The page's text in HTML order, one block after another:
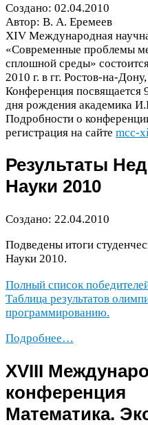
Создано: 02.04.2010
Автор: В. А. Еремеев
XIV Международная
«Современные проблемы
сплошной среды»
2010 г. в гг. Ростов-​на-​
Конференция посвящается
дня рождения академика
Подробности о
регистрация на сайте mcc​-
Результаты
Науки 2010
Создано: 22.04.2010
Подведены итоги
Науки 2010.
Полный список
Таблица результатов
программированию.
Подробнее…
XVIII
конференция
Математика.